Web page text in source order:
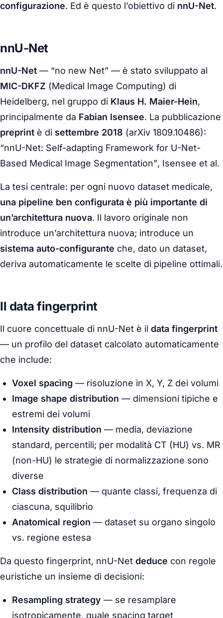
configurazione. Ed è questo l’obiettivo di nnU-Net.
nnU-Net
nnU-Net — “no new Net” — è stato sviluppato al
MIC-DKFZ (Medical Image Computing) di
Heidelberg, nel gruppo di Klaus H. Maier-Hein,
principalmente da Fabian Isensee. La pubblicazione
preprint è di settembre 2018 (arXiv 1809.10486):
“nnU-Net: Self-adapting Framework for U-Net-
Based Medical Image Segmentation”, Isensee et al.
La tesi centrale: per ogni nuovo dataset medicale,
una pipeline ben configurata è più importante di
un’architettura nuova. Il lavoro originale non
introduce un’architettura nuova; introduce un
sistema auto-configurante che, dato un dataset,
deriva automaticamente le scelte di pipeline ottimali.
Il data fingerprint
Il cuore concettuale di nnU-Net è il data fingerprint
— un profilo del dataset calcolato automaticamente
che include:
Voxel spacing — risoluzione in X, Y, Z dei volumi
Image shape distribution — dimensioni tipiche e
estremi dei volumi
Intensity distribution — media, deviazione
standard, percentili; per modalità CT (HU) vs. MR
(non-HU) le strategie di normalizzazione sono
diverse
Class distribution — quante classi, frequenza di
ciascuna, squilibrio
Anatomical region — dataset su organo singolo
vs. regione estesa
Da questo fingerprint, nnU-Net deduce con regole
euristiche un insieme di decisioni:
Resampling strategy — se resamplare
isotropicamente, quale spacing target